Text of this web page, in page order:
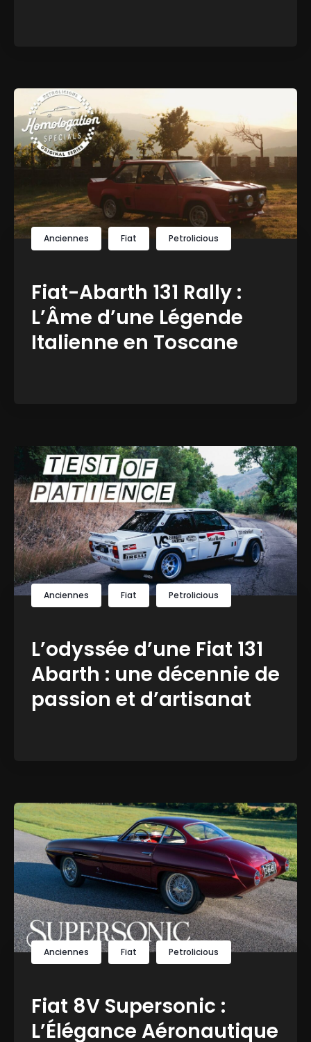
Anciennes Fiat Petrolicious
Fiat-Abarth 131 Rally :
L’Âme d’une Légende
Italienne en Toscane
Anciennes Fiat Petrolicious
L’odyssée d’une Fiat 131
Abarth : une décennie de
passion et d’artisanat
Anciennes Fiat Petrolicious
Fiat 8V Supersonic :
L’Élégance Aéronautique